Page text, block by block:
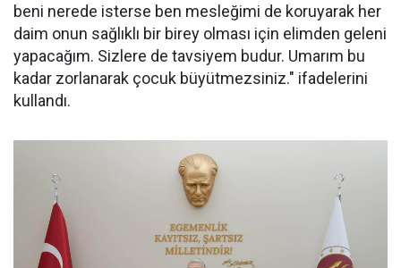
beni nerede isterse ben mesleğimi de koruyarak her
daim onun sağlıklı bir birey olması için elimden geleni
yapacağım. Sizlere de tavsiyem budur. Umarım bu
kadar zorlanarak çocuk büyütmezsiniz." ifadelerini
kullandı.